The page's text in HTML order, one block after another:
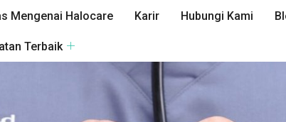
Mengenai Halocare Karir Hubungi Kami
Terbaik